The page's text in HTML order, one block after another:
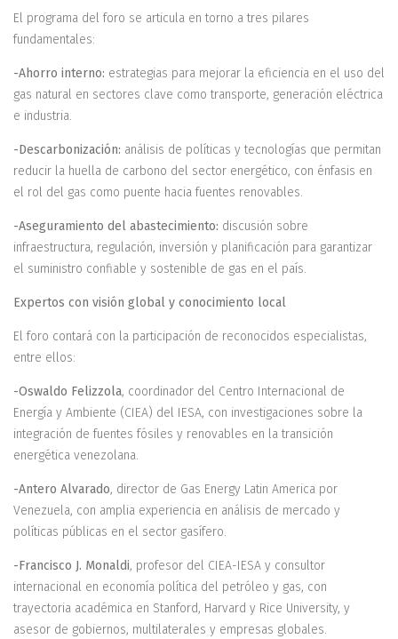
El programa del foro se articula en torno a tres pilares
fundamentales:
-Ahorro interno: estrategias para mejorar la eficiencia en el uso del
gas natural en sectores clave como transporte, generación eléctrica
e industria.
-Descarbonización: análisis de políticas y tecnologías que permitan
reducir la huella de carbono del sector energético, con énfasis en
el rol del gas como puente hacia fuentes renovables.
-Aseguramiento del abastecimiento: discusión sobre
infraestructura, regulación, inversión y planificación para garantizar
el suministro confiable y sostenible de gas en el país.
Expertos con visión global y conocimiento local
El foro contará con la participación de reconocidos especialistas,
entre ellos:
-Oswaldo Felizzola, coordinador del Centro Internacional de
Energía y Ambiente (CIEA) del IESA, con investigaciones sobre la
integración de fuentes fósiles y renovables en la transición
energética venezolana.
-Antero Alvarado, director de Gas Energy Latin America por
Venezuela, con amplia experiencia en análisis de mercado y
políticas públicas en el sector gasífero.
-Francisco J. Monaldi, profesor del CIEA-IESA y consultor
internacional en economía política del petróleo y gas, con
trayectoria académica en Stanford, Harvard y Rice University, y
asesor de gobiernos, multilaterales y empresas globales.